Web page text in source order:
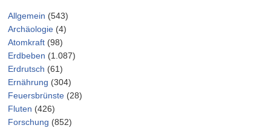
Allgemein (543)
Archäologie (4)
Atomkraft (98)
Erdbeben (1.087)
Erdrutsch (61)
Ernährung (304)
Feuersbrünste (28)
Fluten (426)
Forschung (852)